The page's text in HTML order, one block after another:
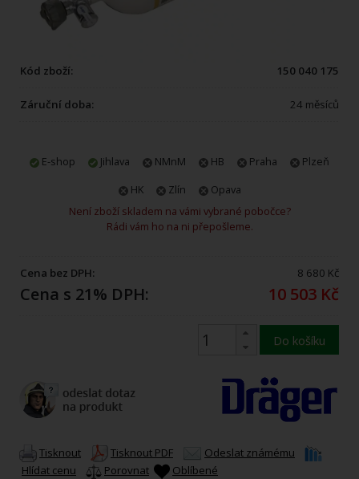
Kód zboží: 150 040 175
Záruční doba: 24 měsíců
E-shop Jihlava NMnM HB Praha
Plzeň
HK
Zlín
Opava
Není zboží skladem na vámi vybrané pobočce?
Rádi vám ho na ni přepošleme.
Cena bez DPH: 8 680 Kč
Cena s 21% DPH: 10 503 Kč
Do košíku
Tisknout Tisknout PDF
Odeslat známému
Hlídat cenu
Porovnat
Oblíbené